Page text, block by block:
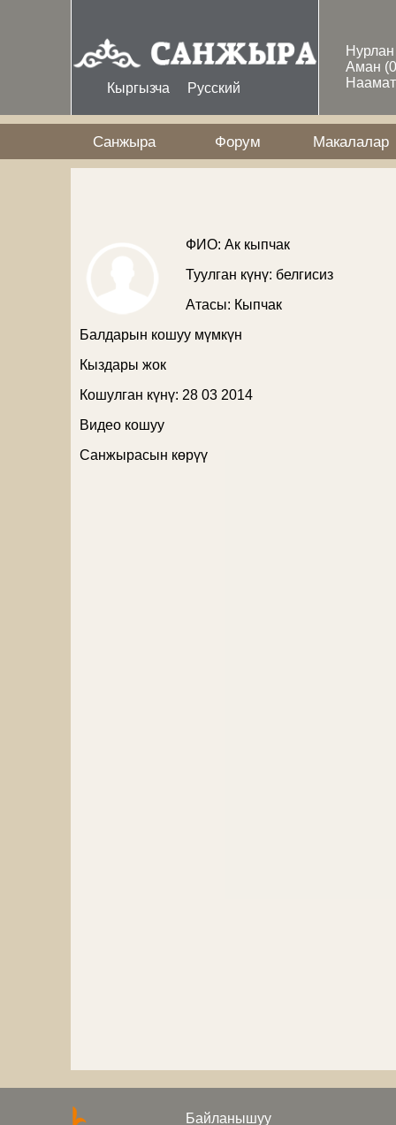
Кыргызча Русский
Аман
Санжыра Форум Макалалар
ФИО: Ак кыпчак
Туулган күнү: белгисиз
Атасы: Кыпчак
Балдарын кошуу мүмкүн
Кыздары жок
Кошулган күнү: 28 03 2014
Видео кошуу
Санжырасын көрүү
Байланышуу